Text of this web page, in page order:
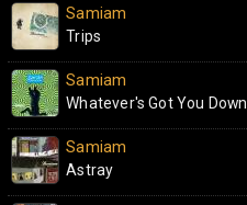
Samiam
Trips
Samiam
Whatever's Got You Down
Samiam
Astray